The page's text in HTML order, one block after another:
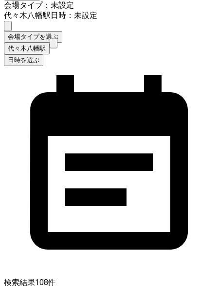
会場タイプ：未設定
代々木八幡駅日時：未設定
会場タイプを選ぶ
代々木八幡駅
日時を選ぶ
検索結果108件